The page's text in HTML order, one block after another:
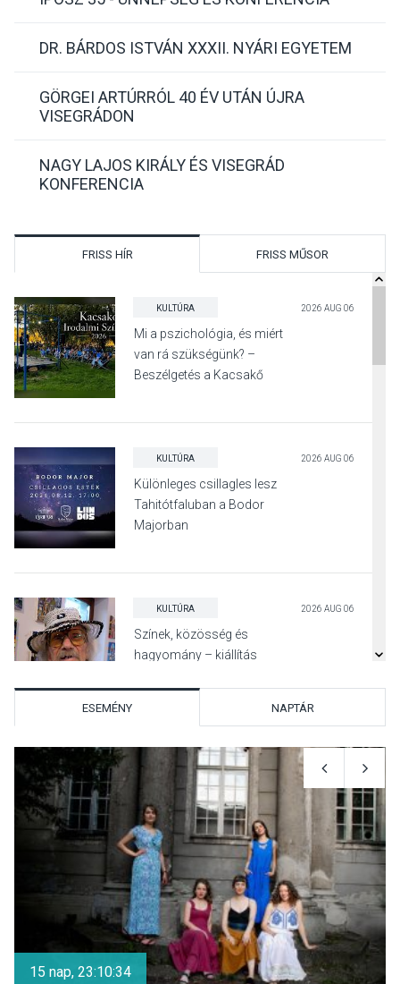
DR. BÁRDOS ISTVÁN XXXII. NYÁRI EGYETEM
GÖRGEI ARTÚRRÓL 40 ÉV UTÁN ÚJRA
VISEGRÁDON
NAGY LAJOS KIRÁLY ÉS VISEGRÁD
KONFERENCIA
FRISS HÍR FRISS MŰSOR
KULTÚRA 2026 AUG 06
Mi a pszichológia, és miért
van rá szükségünk? –
Beszélgetés a Kacsakő
KULTÚRA 2026 AUG 06
Különleges csillagles lesz
Tahitótfaluban a Bodor
Majorban
KULTÚRA 2026 AUG 06
Színek, közösség és
hagyomány – kiállítás
2026 AUG 05
Mordái folk-rock koncert
lesz a pilismaróti Duna-
parton
KULTÚRA 2026 AUG 05
Különleges nyári élményt
kínálnak a szabadtéri
előadások a Skanzenben
ESEMÉNY NAPTÁR
15 nap, 23:10:34